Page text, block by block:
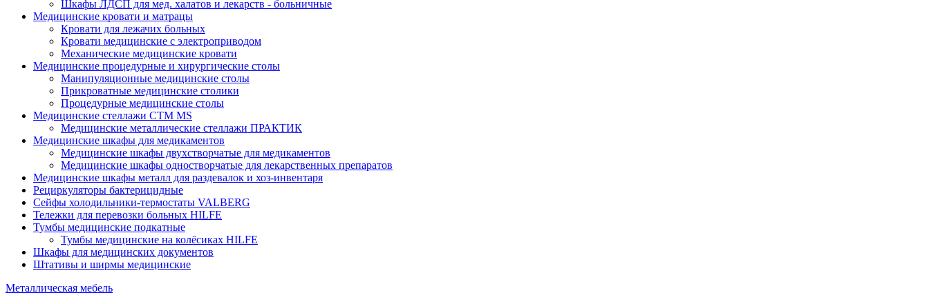
Шкафы ЛДСП для мед. халатов и лекарств - больничные
Медицинские кровати и матрацы
Кровати для лежачих больных
Кровати медицинские с электроприводом
Механические медицинские кровати
Медицинские процедурные и хирургические столы
Манипуляционные медицинские столы
Прикроватные медицинские столики
Процедурные медицинские столы
Медицинские стеллажи CTM MS
Медицинские металлические стеллажи ПРАКТИК
Медицинские шкафы для медикаментов
Медицинские шкафы двухстворчатые для медикаментов
Медицинские шкафы одностворчатые для лекарственных препаратов
Медицинские шкафы металл для раздевалок и хоз-инвентаря
Рециркуляторы бактерицидные
Сейфы холодильники-термостаты VALBERG
Тележки для перевозки больных HILFE
Тумбы медицинские подкатные
Тумбы медицинские на колёсиках HILFE
Шкафы для медицинских документов
Штативы и ширмы медицинские
Металлическая мебель